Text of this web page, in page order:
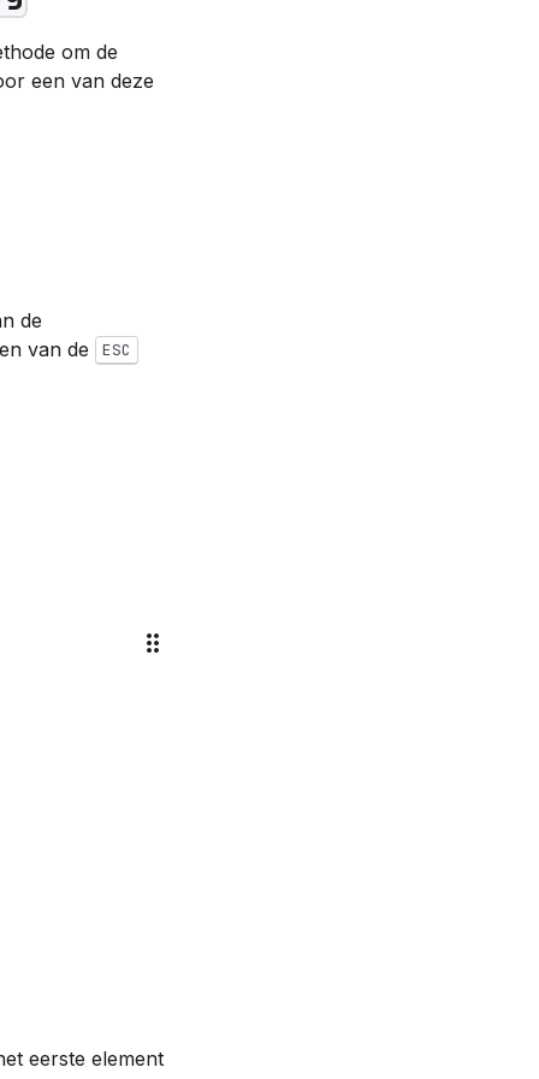
om de
een van deze
de
van de
ESC
eerste element